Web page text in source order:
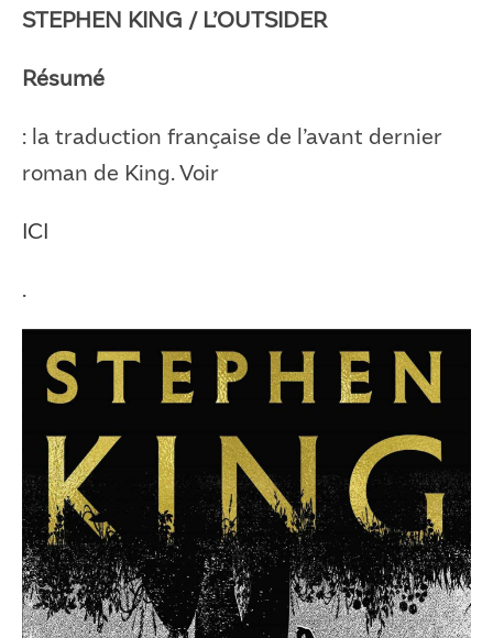
STEPHEN KING / L’OUTSIDER
Résumé
: la traduction française de l’avant dernier
roman de King. Voir
ICI
.